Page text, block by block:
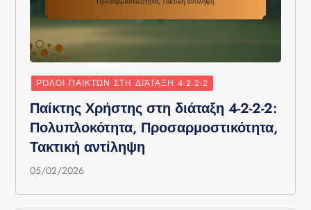
ΡΌΛΟΙ ΠΑΙΚΤΏΝ ΣΤΗ ΔΙΆΤΑΞΗ 4-2-2-2
Παίκτης Χρήστης στη διάταξη 4-2-2-2:
Πολυπλοκότητα, Προσαρμοστικότητα,
Τακτική αντίληψη
05/02/2026